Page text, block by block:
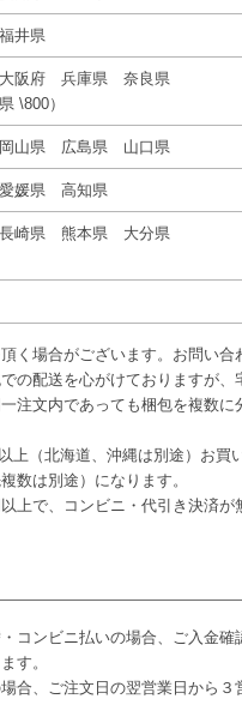
井県
阪府 兵庫県 奈良県
\800）
山県 広島県 山口県
媛県 高知県
崎県 熊本県 大分県
く場合がございます。お問い合
の配送を心がけておりますが、
注文内であっても梱包を複数に
上（北海道、沖縄は別途）お買
数は別途）になります。
上で、コンビニ・代引き決済が
コンビニ払いの場合、ご入金確
す。
合、ご注文日の翌営業日から３